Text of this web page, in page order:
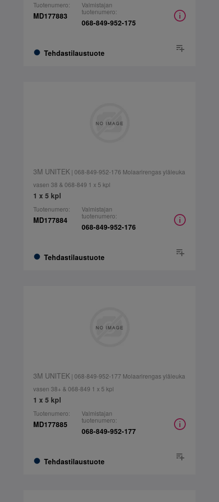
Tuotenumero:
MD177883
Tehdastilaustuote
Valmistajan
tuotenumero:
068-849-952-175
3M UNITEK| 068-849-952-176 Molaarirengas yläleuka
vasen 38 & 068-849 1 x 5 kpl
1 x 5 kpl
Tuotenumero:
MD177884
Tehdastilaustuote
Valmistajan
tuotenumero:
068-849-952-176
3M UNITEK| 068-849-952-177 Molaarirengas yläleuka
vasen 38+ & 068-849 1 x 5 kpl
1 x 5 kpl
Tuotenumero:
MD177885
Tehdastilaustuote
Valmistajan
tuotenumero:
068-849-952-177